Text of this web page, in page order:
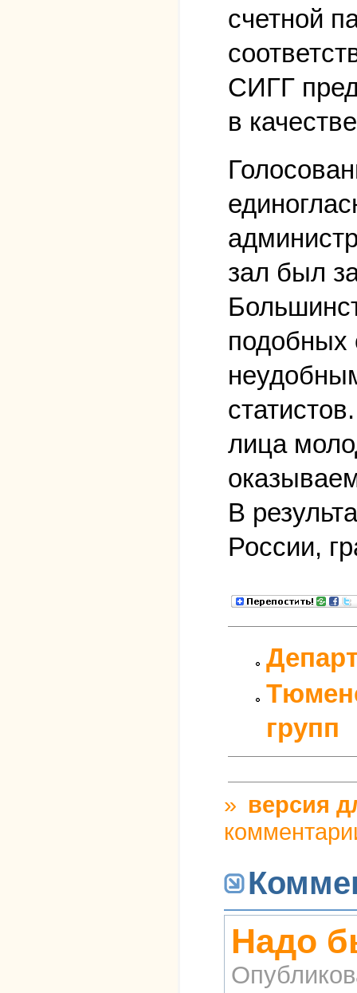
счетной
СИГГ
в
зал был
подобных
лица
В
России,
групп
» версия
Надо